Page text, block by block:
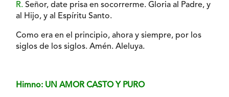
R. Señor, date prisa en socorrerme. Gloria al Padre, y
al Hijo, y al Espíritu Santo.
Como era en el principio, ahora y siempre, por los
siglos de los siglos. Amén. Aleluya.
Himno: UN AMOR CASTO Y PURO